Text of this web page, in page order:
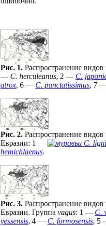
Рис. 1. Распространение
— C. herculeanus, 2 — C.
atrox, 6 — C. punctatissimus, 7
Рис. 2. Распространение
Евразии: 1 —
C.
hemichlaenus.
Рис. 3. Распространение
Евразии. Группа vagus: 1 — C.
yessensis, 4 — C. formosensis, 5